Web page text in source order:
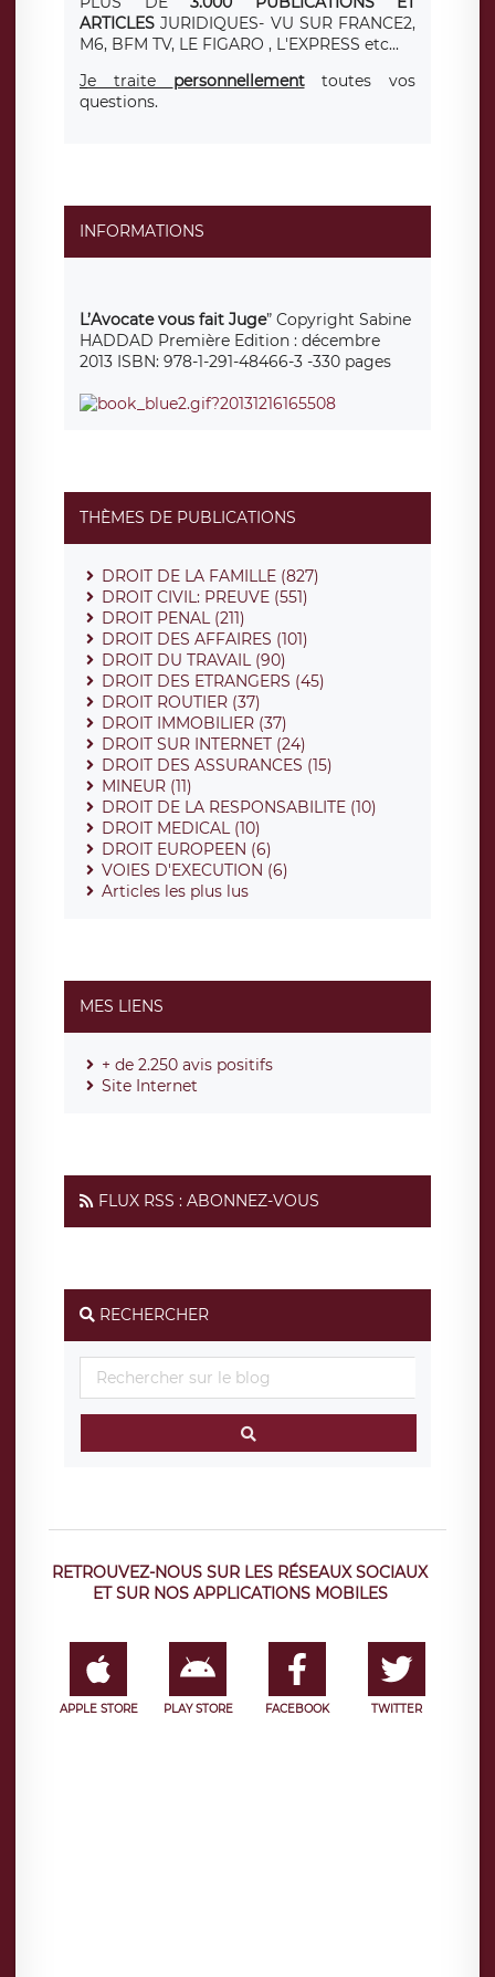
ARTICLESJURIDIQUES- VU SUR FRANCE2,
M6, BFM TV, LE FIGARO , L'EXPRESS etc...
Je traite personnellement
toutes vos
questions.
INFORMATIONS
L’Avocate vous fait Juge” Copyright Sabine
HADDAD Première Edition : décembre
2013 ISBN: 978-1-291-48466-3 -330 pages
THÈMES DE PUBLICATIONS
DROIT DE LA FAMILLE (827)
DROIT CIVIL: PREUVE (551)
DROIT PENAL (211)
DROIT DES AFFAIRES (101)
DROIT DU TRAVAIL (90)
DROIT DES ETRANGERS (45)
DROIT ROUTIER (37)
DROIT IMMOBILIER (37)
DROIT SUR INTERNET (24)
DROIT DES ASSURANCES (15)
MINEUR (11)
DROIT DE LA RESPONSABILITE (10)
DROIT MEDICAL (10)
DROIT EUROPEEN (6)
VOIES D'EXECUTION (6)
Articles les plus lus
MES LIENS
+ de 2.250 avis positifs
Site Internet
FLUX RSS : ABONNEZ-VOUS
RECHERCHER
RETROUVEZ-NOUS SUR LES RÉSEAUX SOCIAUX
ET SUR NOS APPLICATIONS MOBILES
APPLE STORE PLAY STORE FACEBOOK TWITTER